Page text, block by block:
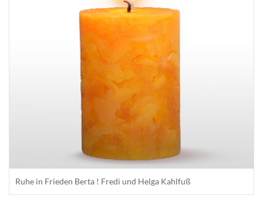
Ruhe in Frieden Berta ! Fredi und Helga Kahlfuß